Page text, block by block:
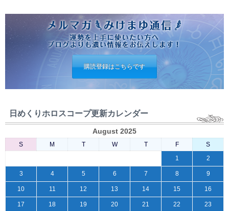
購読登録はこちらです
日めくりホロスコープ更新カレンダー
August 2025
S M T W T F
S
1
2
3 4 5 6 7 8 9
10 11 12 13 14 15 16
17 18 19 20 21 22 23